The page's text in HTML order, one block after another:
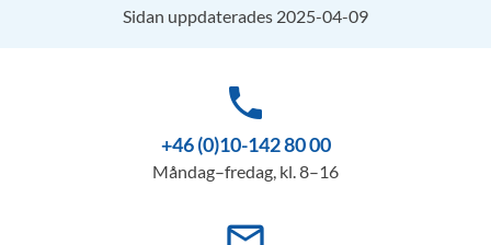
Sidan uppdaterades 2025-04-09
phone
+46 (0)10-142 80 00
Måndag–fredag, kl. 8–16